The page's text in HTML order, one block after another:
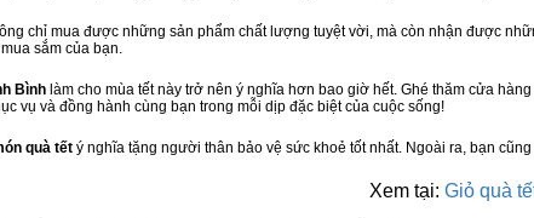
chỉ mua được những sản phẩm chất lượng tuyệt vời, mà còn nhận được
sắm của bạn.
Bình làm cho mùa tết này trở nên ý nghĩa hơn bao giờ hết. Ghé thăm cửa
vụ và đồng hành cùng bạn trong mỗi dịp đặc biệt của cuộc sống!
quà tết ý nghĩa tặng người thân bảo vệ sức khoẻ tốt nhất. Ngoài ra, bạn
Xem tại: Giỏ quà